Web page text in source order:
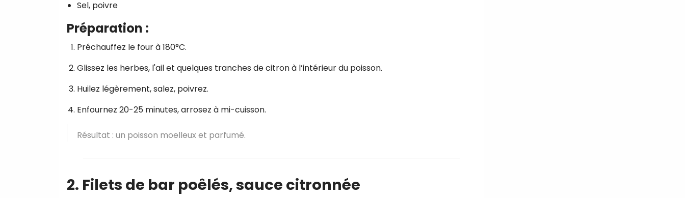
Sel, poivre
Préparation :
Préchauffez le four à 180°C.
Glissez les herbes, l'ail et quelques tranches de citron à l’intérieur du poisson.
Huilez légèrement, salez, poivrez.
Enfournez 20-25 minutes, arrosez à mi-cuisson.
Résultat : un poisson moelleux et parfumé.
2. Filets de bar poêlés, sauce citronnée